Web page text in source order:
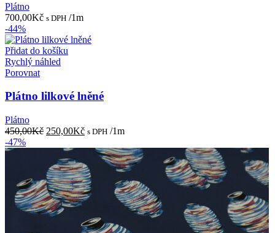
Plátno
700,00Kč s DPH /1m
-44%
Přidat do košíku
Rychlý náhled
Porovnat
Plátno lilkové lněné
Plátno
450,00Kč Původní
byla:
450,00Kč.
250,00KčAktuální
250,00Kč.
s DPH /1m
-47%